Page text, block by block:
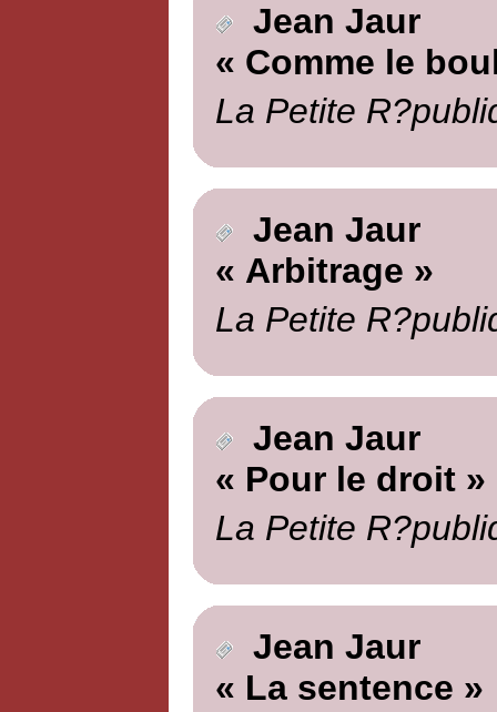
Jean Jaur
« Comme le
La Petite
Jean Jaur
« Arbitrage »
La Petite
Jean Jaur
« Pour le droit »
La Petite
Jean Jaur
« La sentence »